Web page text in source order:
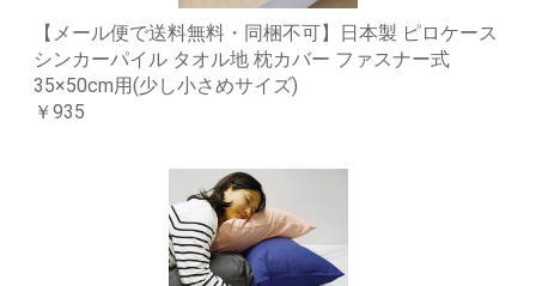
【メール便で送料無料・同梱不可】日本製 ピロケース
シンカーパイル タオル地 枕カバー ファスナー式
35×50cm用(少し小さめサイズ)
￥935